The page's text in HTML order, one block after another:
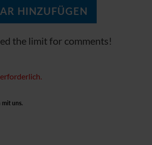
the limit for comments!
mit uns.